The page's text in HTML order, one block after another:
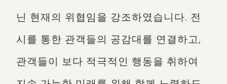
닌 현재의 위협임을 강조하였습니다. 전
시를 통한 관객들의 공감대를 연결하고,
관객들이 보다 적극적인 행동을 취하여